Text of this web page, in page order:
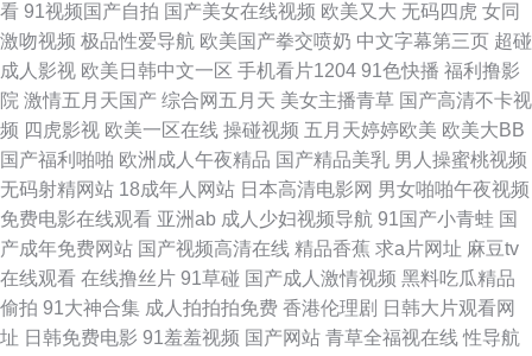
网站 欧美剧免费观看 97色色亚洲成人 久草在线资源 午夜久久视频 欧美大胆
a a女v片电影探花 久久嫩草精品久久 欧美色图91 亚洲性爱影院 操草逼123
日本加勒比av 91国产尤物 国产ts豆花 91剧场 成人自拍视频网站 黑丝萝少
女同在线观看 午夜日韩A片 91工厂 WWW鎿糀V 久久偷拍网站 综合在线久久
狼人综合网 香蕉影院导航 草草福利视频导航 国产海角社区 青青伊人网 四虎
欧美性爱影院 97超碰人妻自慰 大香蕉9999 91大神五区 国产91九九 激情一
看 91视频国产自拍 国产美女在线视频 欧美又大 无码四虎 女同
激吻视频 极品性爱导航 欧美国产拳交喷奶 中文字幕第三页 超碰
成人影视 欧美日韩中文一区 手机看片1204 91色快播 福利撸影
院 激情五月天国产 综合网五月天 美女主播青草 国产高清不卡视
频 四虎影视 欧美一区在线 操碰视频 五月天婷婷欧美 欧美大BB
国产福利啪啪 欧洲成人午夜精品 国产精品美乳 男人操蜜桃视频
无码射精网站 18成年人网站 日本高清电影网 男女啪啪午夜视频
免费电影在线观看 亚洲ab 成人少妇视频导航 91国产小青蛙 国
产成年免费网站 国产视频高清在线 精品香蕉 求a片网址 麻豆tv
在线观看 在线撸丝片 91草碰 国产成人激情视频 黑料吃瓜精品
偷拍 91大神合集 成人拍拍拍免费 香港伦理剧 日韩大片观看网
址 日韩免费电影 91羞羞视频 国产网站 青草全福视在线 性导航